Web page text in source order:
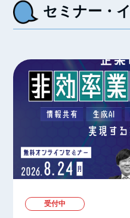
セミナー・
受付中